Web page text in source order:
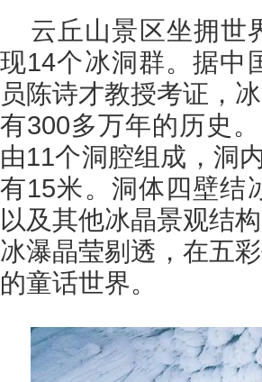
云丘山景区坐拥世
现14个冰洞群。据中
员陈诗才教授考证，
有300多万年的历史
由11个洞腔组成，洞
有15米。洞体四壁结
以及其他冰晶景观结
冰瀑晶莹剔透，在五
的童话世界。